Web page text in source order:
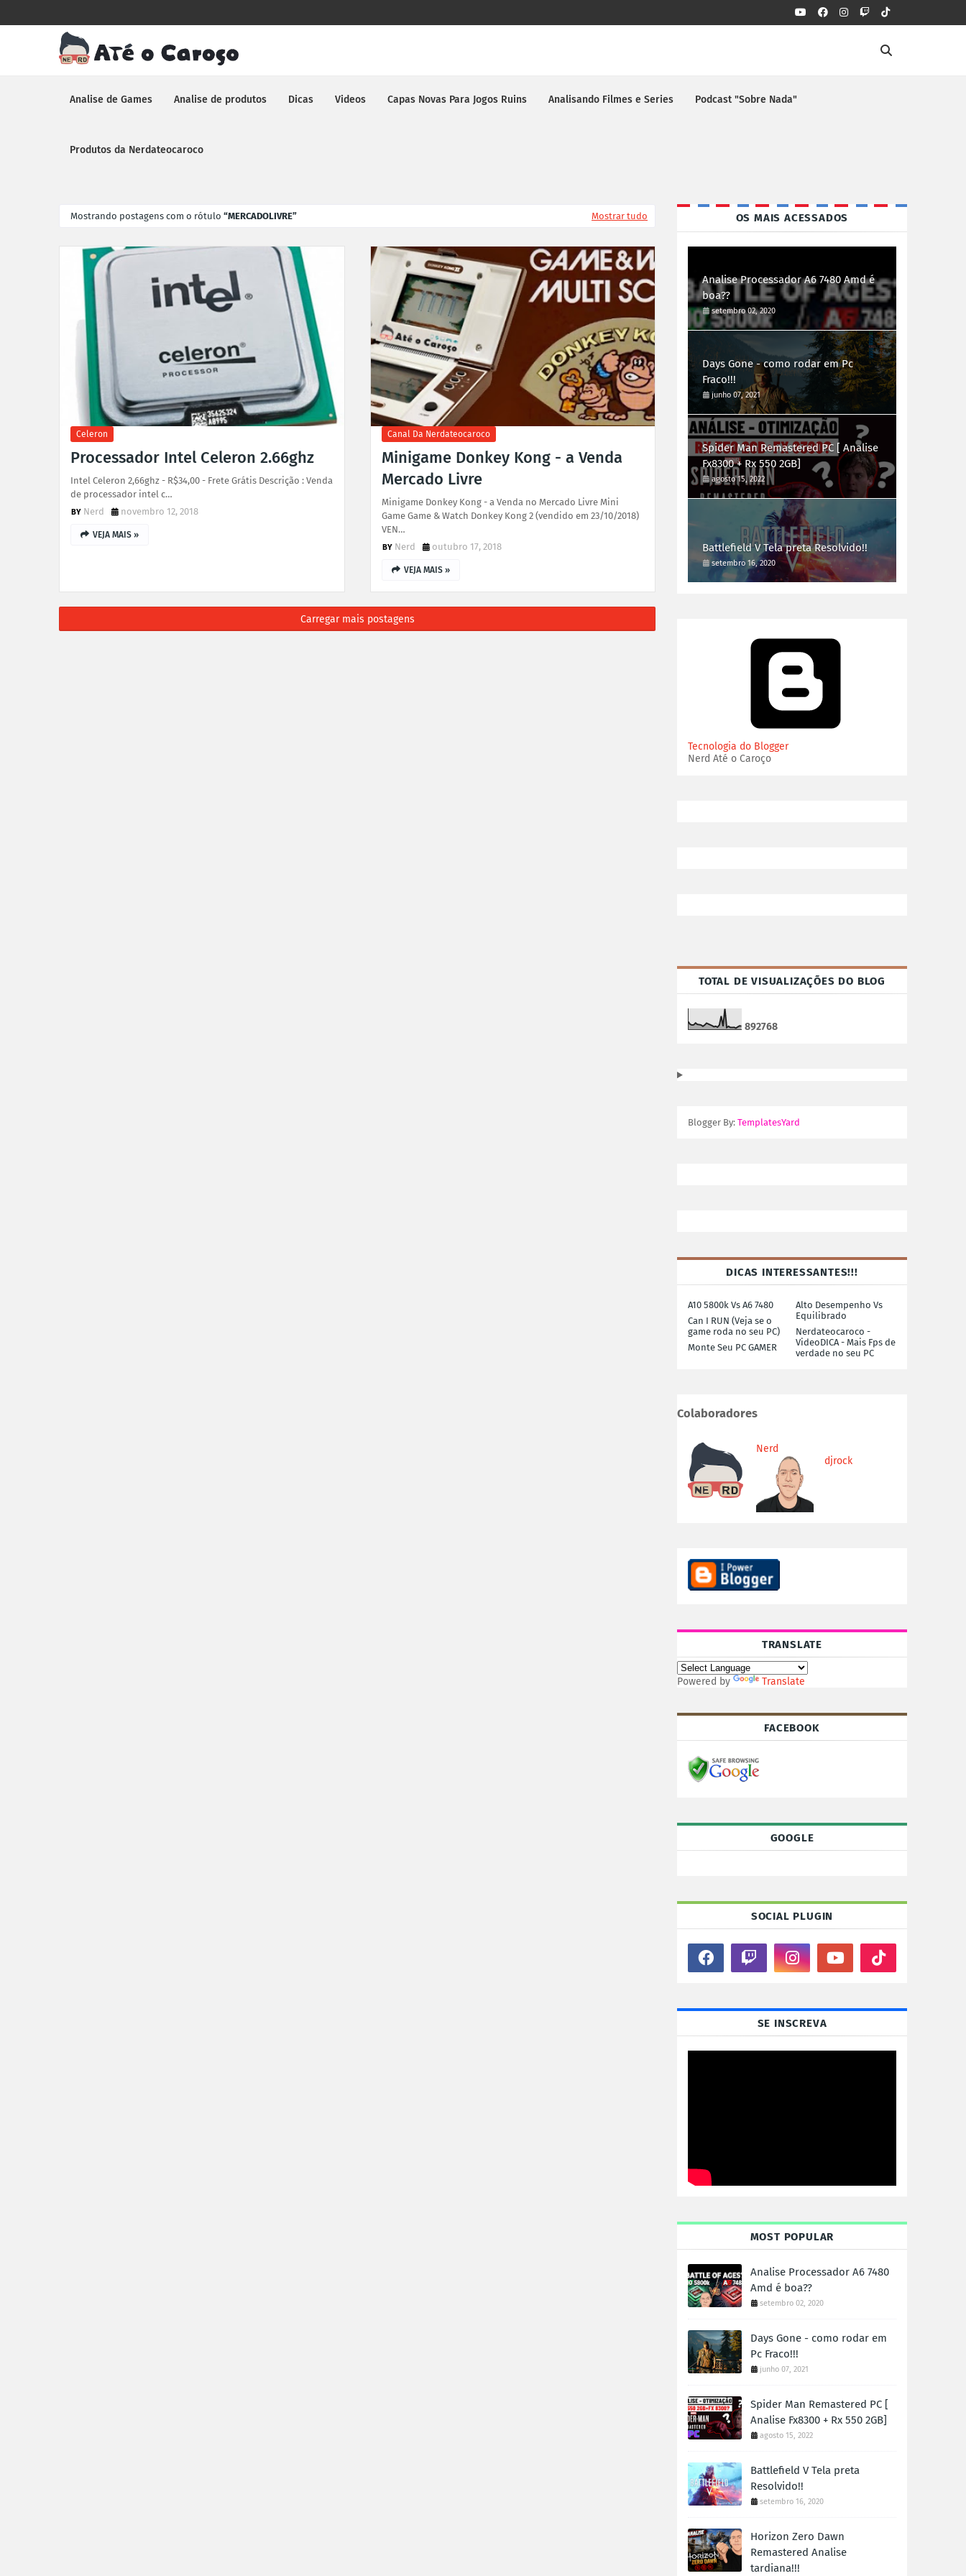
Analise de Games Analise de produtos Dicas Videos Capas Novas Para Jogos Ruins Analisando Filmes e Series Podcast "Sobre Nada"
Produtos da Nerdateocaroco
Mostrando postagens com o rótulo MERCADOLIVRE Mostrar tudo
Celeron
Processador Intel Celeron 2.66ghz
Intel Celeron 2,66ghz - R$34,00 - Frete Grátis Descrição : Venda
de processador intel c…
Nerd
novembro 12, 2018
VEJA MAIS »
Canal Da Nerdateocaroco
Minigame Donkey Kong - a Venda
Mercado Livre
Minigame Donkey Kong - a Venda no Mercado Livre Mini
Game Game & Watch Donkey Kong 2 (vendido em 23/10/2018)
VEN…
Nerd
outubro 17, 2018
VEJA MAIS »
Carregar mais postagens
OS MAIS ACESSADOS
Analise Processador A6 7480 Amd é
boa??
setembro 02, 2020
Days Gone - como rodar em Pc
Fraco!!!
junho 07, 2021
Spider Man Remastered PC [ Analise
Fx8300 + Rx 550 2GB]
agosto 15, 2022
Battlefield V Tela preta Resolvido!!
setembro 16, 2020
Tecnologia do Blogger
Nerd Até o Caroço
TOTAL DE VISUALIZAÇÕES DO BLOG
892768
Blogger By: TemplatesYard
DICAS INTERESSANTES!!!
A10 5800k Vs A6 7480
Alto Desempenho Vs
Equilibrado
Can I RUN (Veja se o
game roda no seu PC)
Nerdateocaroco -
VideoDICA - Mais Fps de
verdade no seu PC
Monte Seu PC GAMER
Colaboradores
Nerd
djrock
TRANSLATE
Powered by Translate
FACEBOOK
GOOGLE
SOCIAL PLUGIN
SE INSCREVA
MOST POPULAR
Analise Processador A6 7480
Amd é boa??
setembro 02, 2020
Days Gone - como rodar em
Pc Fraco!!!
junho 07, 2021
Spider Man Remastered PC [
Analise Fx8300 + Rx 550 2GB]
agosto 15, 2022
Battlefield V Tela preta
Resolvido!!
setembro 16, 2020
Horizon Zero Dawn
Remastered Analise
tardiana!!!